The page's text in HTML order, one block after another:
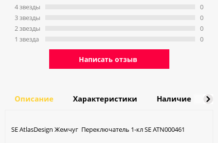
4 звeзды
3 звeзды
2 звeзды
1 звeзда
0
0
0
0
Написать отзыв
Описание Характеристики Наличие
SE AtlasDesign Жемчуг Переключатель 1-кл SE ATN000461